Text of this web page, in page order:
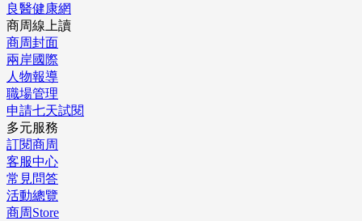
良醫健康網
商周線上讀
商周封面
兩岸國際
人物報導
職場管理
申請七天試閱
多元服務
訂閱商周
客服中心
常見問答
活動總覽
商周Store